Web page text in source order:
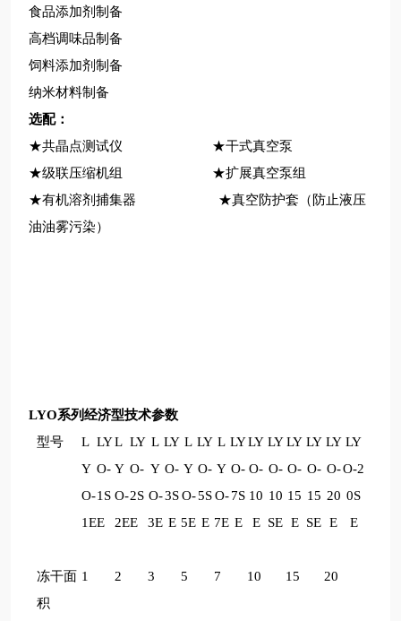
食品添加剂制备
高档调味品制备
饲料添加剂制备
纳米材料制备
选配：
★共晶点测试仪 ★干式真空泵
★级联压缩机组 ★扩展真空泵组
★有机溶剂捕集器 ★真空防护套（防止液压
油油雾污染）
LYO系列经济型技术参数
型号
L
Y
O-
1E
LY
O-
1S
E
L
Y
O-
2E
LY
O-
2S
E
L
Y
O-
3E
LY
O-
3S
E
L
Y
O-
5E
LY
O-
5S
E
L
Y
O-
7E
LY
O-
7S
E
LY
O-
10
E
LY
O-
10
SE
LY
O-
15
E
LY
O-
15
SE
LY
O-
20
E
LY
O-2
0S
E
冻干面
积
1 2 3 5 7 10 15 20